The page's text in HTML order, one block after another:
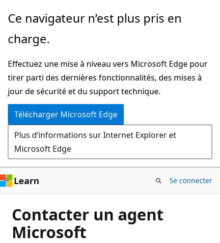
Passer
directement
au
principal
Ce navigateur n’est plus pris en
charge.
Effectuez une mise à niveau vers Microsoft Edge pour
tirer parti des dernières fonctionnalités, des mises à
jour de sécurité et du support technique.
Télécharger Microsoft Edge
Plus d’informations sur Internet Explorer et
Microsoft Edge
Learn Se connecter
Contacter un agent
Microsoft